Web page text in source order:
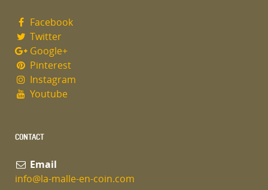
Facebook
Twitter
Google+
Pinterest
Instagram
Youtube
CONTACT
Email
info@la-malle-en-coin.com